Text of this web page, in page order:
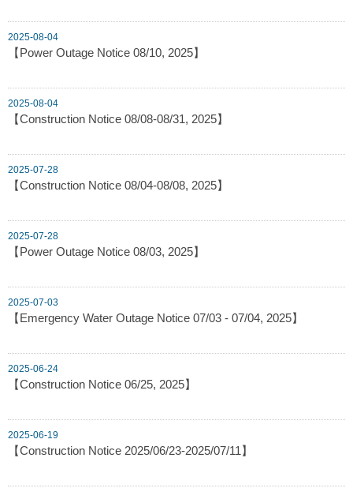
2025-08-04
【Power Outage Notice 08/10, 2025】
2025-08-04
【Construction Notice 08/08-08/31, 2025】
2025-07-28
【Construction Notice 08/04-08/08, 2025】
2025-07-28
【Power Outage Notice 08/03, 2025】
2025-07-03
【Emergency Water Outage Notice 07/03 - 07/04, 2025】
2025-06-24
【Construction Notice 06/25, 2025】
2025-06-19
【Construction Notice 2025/06/23-2025/07/11】